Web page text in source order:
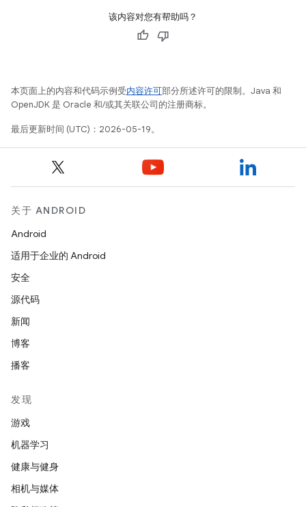
该内容对您有帮助吗？
本页面上的内容和代码示例受内容许可部分所述许可的限制。Java 和
OpenJDK 是 Oracle 和/或其关联公司的注册商标。
最后更新时间 (UTC)：2026-05-19。
关于 ANDROID
Android
适用于企业的 Android
安全
源代码
新闻
博客
播客
发现
游戏
机器学习
健康与健身
相机与媒体